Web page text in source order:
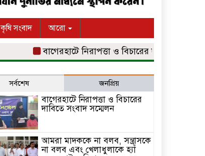
কৃষি সংবাদ আরো
বাগেরহাটে নিরাপত্তা ও বিচারের দাবিতে সংবাদ
সর্বশেষ জনপ্রিয়
বাগেরহাটে নিরাপত্তা ও বিচারের
দাবিতে সংবাদ সম্মেলন
আমরা মাদককে না বলব, সন্ত্রাসকে
না বলব এবং খেলাধুলাকে হ্যাঁ